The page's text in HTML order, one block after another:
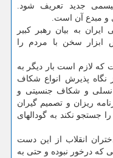
جدید تعریف شود.
و مبدع آن است.
به بیان رهبر كبیر
ابزار سخن با مردم را
كه لازم است بار دیگر به
نگاه پذیرش انواع شكاف
و شكاف جنسیتی و
ریزان و تصمیم گیران
جستجو نكند به گودالهای
انقلاب از این دست
كه درخور نبوده و حتی به